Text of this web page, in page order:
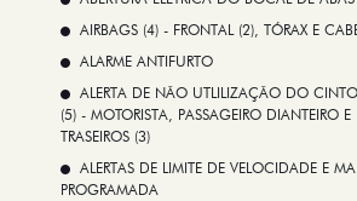
AIRBAGS (4) - FRONTAL (2), TÓRAX E
ALARME ANTIFURTO
ALERTA DE NÃO UTLILIZAÇÃO DO
(5) - MOTORISTA, PASSAGEIRO DIANTEIRO E
TRASEIROS (3)
ALERTAS DE LIMITE DE VELOCIDADE E
PROGRAMADA